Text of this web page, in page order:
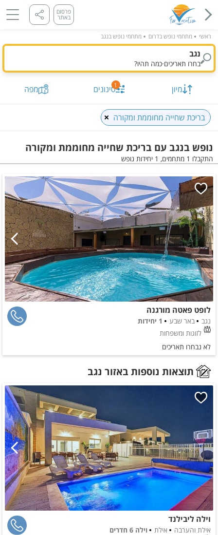
פרסום
באתר
ראשי מתחמי נופש בדרום מתחמי נופש בנגב
נגב
בחרו תאריכים·כמה תהיו?
מיון 1סינונים מפה
בריכת שחייה מחוממת ומקורה
נופש בנגב עם בריכת שחייה מחוממת ומקורה
התקבלו 1 מתחמים, 1 יחידות נופש
תאריך מבוקש
כמות נופשים וחדרים מיון לפי התקבלו1מתחמים, 1 יחידות
סינונים שנבחרו
הצג על
מפה
לופט פאטה מורגנה
נגב באר שבע
1 יחידות
לזוגות ומשפחות
לא נבחרו תאריכים
תוצאות נוספות באזור נגב
וילה ליבילנד
אילת והערבה אילת
וילה 6 חדרים